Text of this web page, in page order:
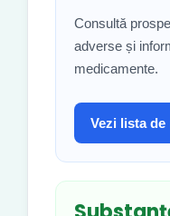
Consultă
adverse și
medicamente.
Vezi lista de